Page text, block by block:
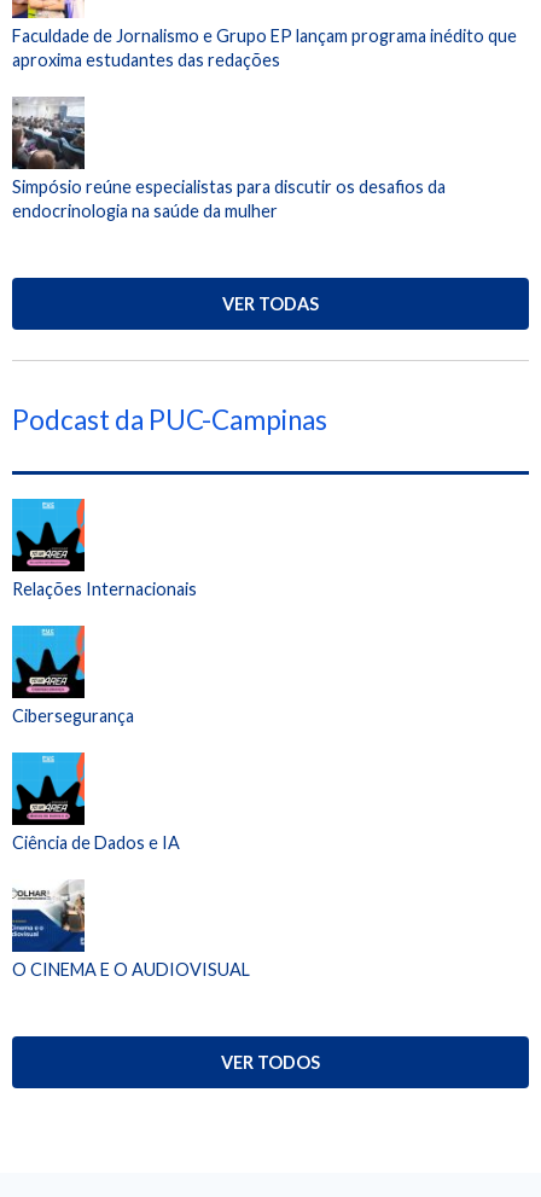
Faculdade de Jornalismo e Grupo EP lançam programa inédito que
aproxima estudantes das redações
Simpósio reúne especialistas para discutir os desafios da
endocrinologia na saúde da mulher
VER TODAS
Podcast da PUC-Campinas
Relações Internacionais
Cibersegurança
Ciência de Dados e IA
O CINEMA E O AUDIOVISUAL
VER TODOS